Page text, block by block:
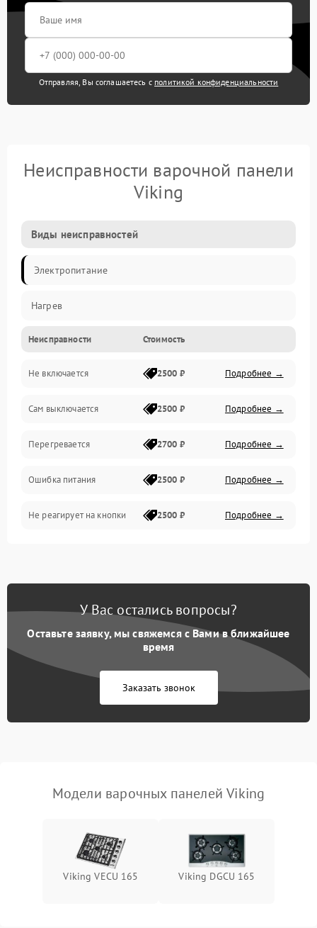
Отправляя, Вы соглашаетесь с политикой конфиденциальности
Неисправности варочной панели
Viking
Виды неисправностей
Электропитание
Нагрев
Неисправности Стоимость
Не включается 2500 ₽ Подробнее →
Сам выключается 2500 ₽ Подробнее →
Перегревается 2700 ₽ Подробнее →
Ошибка питания 2500 ₽ Подробнее →
Не реагирует на кнопки 2500 ₽ Подробнее →
У Вас остались вопросы?
Оставьте заявку, мы свяжемся с Вами в ближайшее
время
Заказать звонок
Модели варочных панелей Viking
Viking VECU 165 Viking DGCU 165